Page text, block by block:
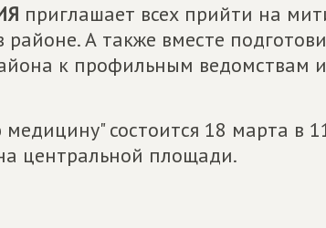
приглашает всех прийти на
А также вместе
к профильным ведомствам
состоится 18 марта в
центральной площади.